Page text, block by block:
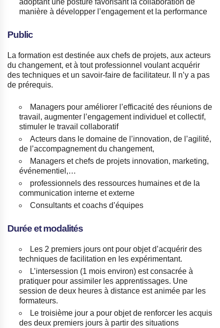
adoptant une posture favorisant la collaboration de
manière à développer l’engagement et la performance
Public
La formation est destinée aux chefs de projets, aux acteurs
du changement, et à tout professionnel voulant acquérir
des techniques et un savoir-faire de facilitateur. Il n’y a pas
de prérequis.
Managers pour améliorer l’efficacité des réunions de
travail, augmenter l’engagement individuel et collectif,
stimuler le travail collaboratif
Acteurs dans le domaine de l’innovation, de l’agilité,
de l’accompagnement du changement,
Managers et chefs de projets innovation, marketing,
événementiel,…
professionnels des ressources humaines et de la
communication interne et externe
Consultants et coachs d’équipes
Durée et modalités
Les 2 premiers jours ont pour objet d’acquérir des
techniques de facilitation en les expérimentant.
L’intersession (1 mois environ) est consacrée à
pratiquer pour assimiler les apprentissages. Une
session de deux heures à distance est animée par les
formateurs.
Le troisième jour a pour objet de renforcer les acquis
des deux premiers jours à partir des situations